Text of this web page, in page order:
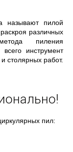
называют пилой
различных
пиления
инструмент
столярных работ.
пил: